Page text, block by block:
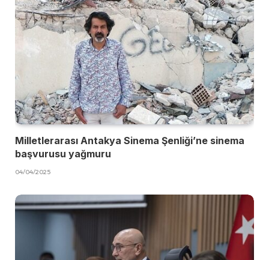
Milletlerarası Antakya Sinema Şenliği’ne sinema
başvurusu yağmuru
04/04/2025